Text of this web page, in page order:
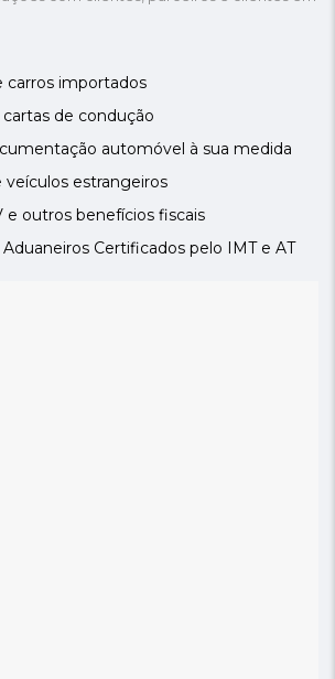
carros importados
de condução
automóvel à sua medida
estrangeiros
e outros benefícios fiscais
Certificados pelo IMT e AT